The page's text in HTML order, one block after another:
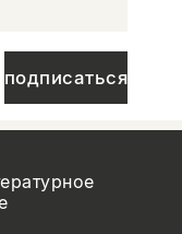
подписаться